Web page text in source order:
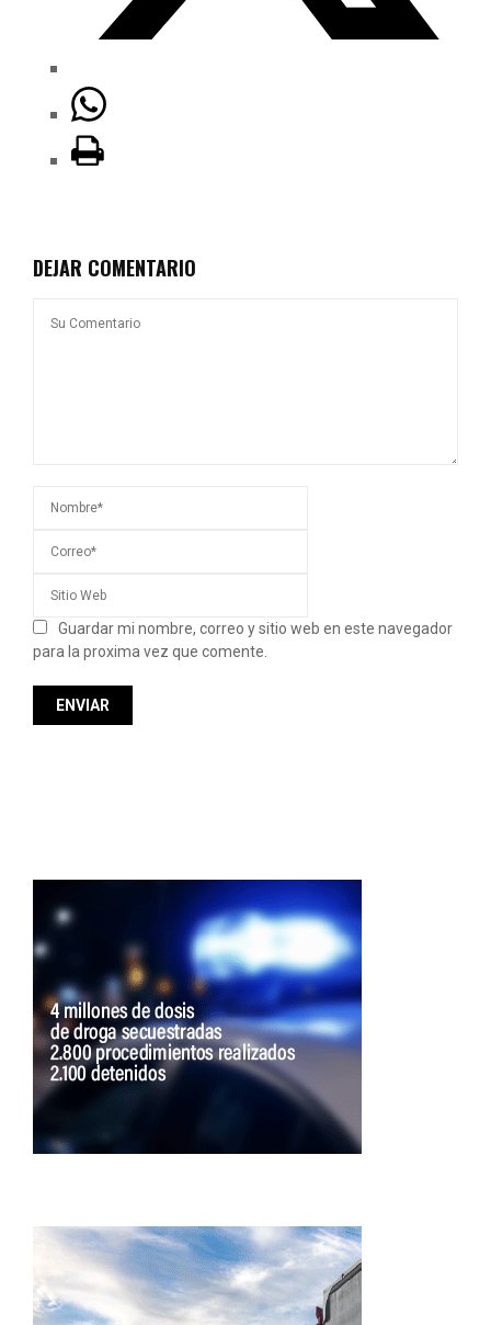
DEJAR COMENTARIO
Guardar mi nombre, correo y sitio web en este navegador
para la proxima vez que comente.